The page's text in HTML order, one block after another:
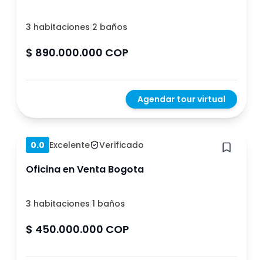
3 habitaciones|2 baños
$ 890.000.000 COP
Agendar tour virtual
Hace 1 año
0.0 Excelente Verificado
Oficina en Venta Bogota
3 habitaciones|1 baños
$ 450.000.000 COP